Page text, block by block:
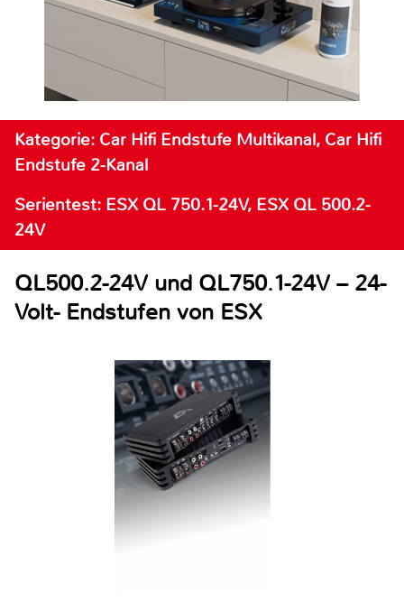
Kategorie: Car Hifi Endstufe Multikanal, Car Hifi
Endstufe 2-Kanal
Serientest: ESX QL 750.1-24V, ESX QL 500.2-
24V
QL500.2-24V und QL750.1-24V – 24-
Volt- Endstufen von ESX